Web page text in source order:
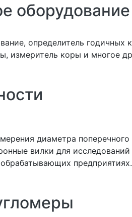
Детальная картинка: Array
оборудование
определитель годичных
измеритель коры и многое
диаметра
вилки для исследований
предприятиях.